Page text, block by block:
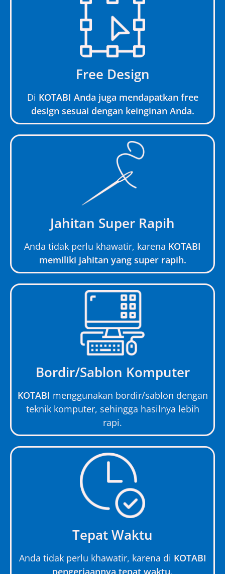
Free Design
Di KOTABI Anda juga mendapatkan free
design sesuai dengan keinginan Anda.
Jahitan Super Rapih
Anda tidak perlu khawatir, karena KOTABI
memiliki jahitan yang super rapih.
Bordir/Sablon Komputer
KOTABI menggunakan bordir/sablon dengan
teknik komputer, sehingga hasilnya lebih
rapi.
Tepat Waktu
Anda tidak perlu khawatir, karena di KOTABI
pengerjaannya tepat waktu.